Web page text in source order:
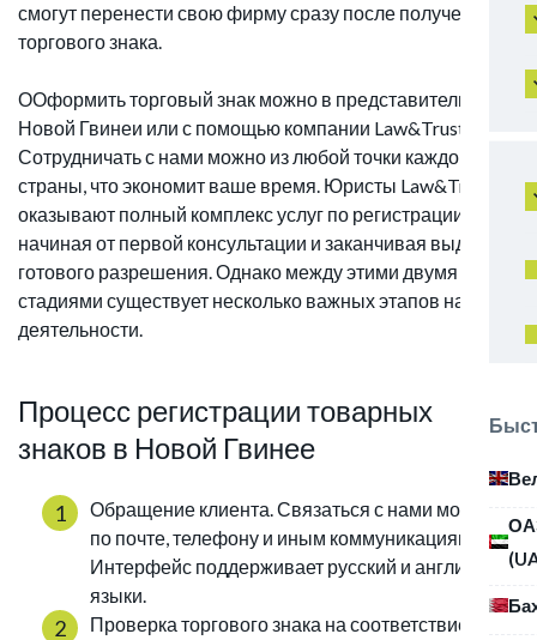
смогут перенести свою фирму сразу после получения
торгового знака.
ООформить торговый знак можно в представительстве
Новой Гвинеи или с помощью компании Law&Trust.
Сотрудничать с нами можно из любой точки каждой
страны, что экономит ваше время. Юристы Law&Trust
оказывают полный комплекс услуг по регистрации ТМ
начиная от первой консультации и заканчивая выдачей
готового разрешения. Однако между этими двумя
стадиями существует несколько важных этапов нашей
деятельности.
Процесс регистрации товарных
знаков в Новой Гвинее
Обращение клиента. Связаться с нами можно
по почте, телефону и иным коммуникациям.
Интерфейс поддерживает русский и английский
языки.
Проверка торгового знака на соответствие